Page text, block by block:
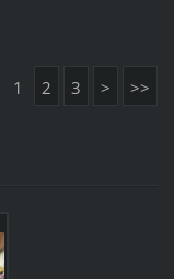
1 2 3 > >>